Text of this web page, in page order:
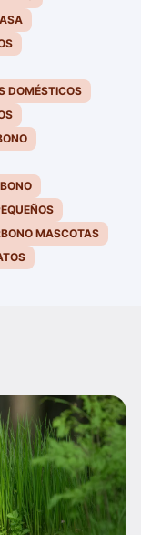
DOMÉSTICOS
MASCOTAS